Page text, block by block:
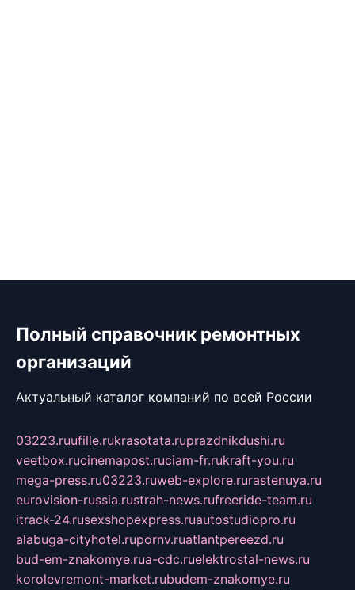
Полный справочник ремонтных
организаций
Актуальный каталог компаний по всей России
03223.ruufille.rukrasotata.ruprazdnikdushi.ru
veetbox.rucinemapost.ruciam-fr.rukraft-you.ru
mega-press.ru03223.ruweb-explore.rurastenuya.ru
eurovision-russia.rustrah-news.rufreeride-team.ru
itrack-24.rusexshopexpress.ruautostudiopro.ru
alabuga-cityhotel.rupornv.ruatlantpereezd.ru
bud-em-znakomye.rua-cdc.ruelektrostal-news.ru
korolevremont-market.rubudem-znakomye.ru